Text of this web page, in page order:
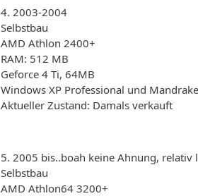
4. 2003-2004
Selbstbau
AMD Athlon 2400+
RAM: 512 MB
Geforce 4 Ti, 64MB
Windows XP Professional und
Aktueller Zustand: Damals verkauft
5. 2005 bis..boah keine Ahnung, relativ
Selbstbau
AMD Athlon64 3200+